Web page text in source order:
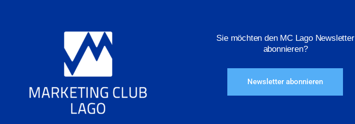
Sie möchten den MC Lago Newsletter
abonnieren?
Newsletter abonnieren